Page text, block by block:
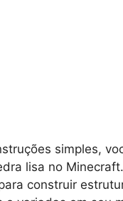
simples,
lisa no
construir